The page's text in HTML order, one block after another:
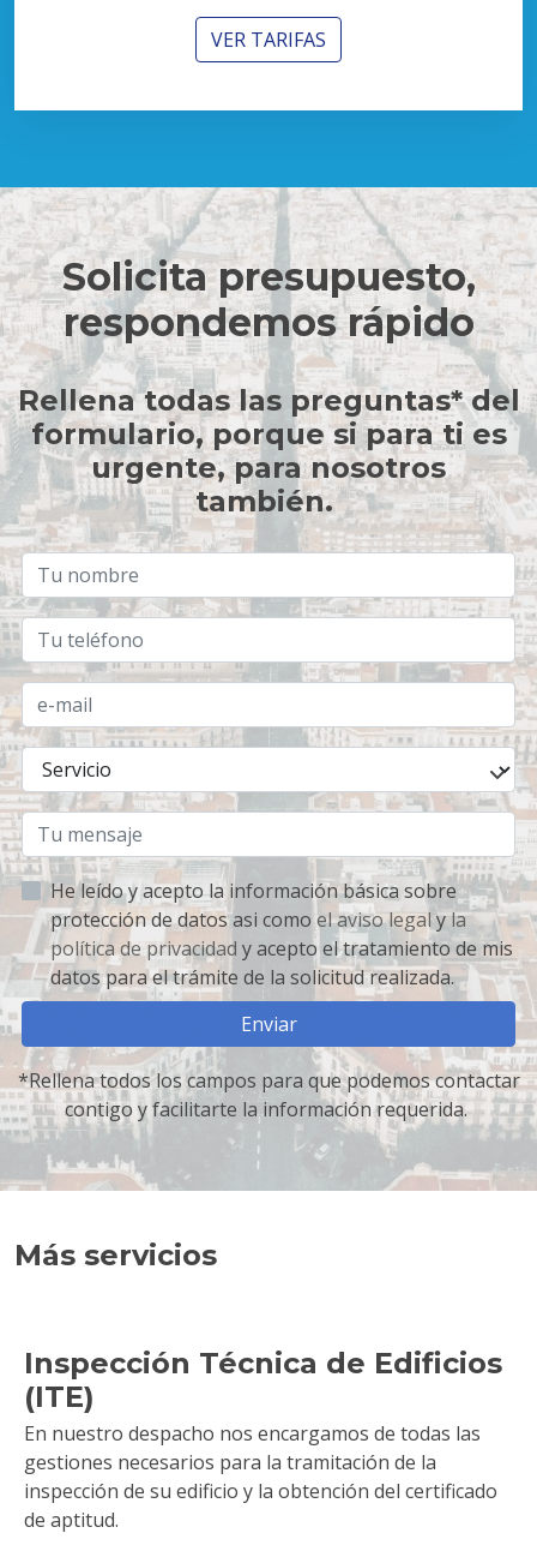
VER TARIFAS
Solicita presupuesto,
respondemos rápido
Rellena todas las preguntas* del
formulario, porque si para ti es
urgente, para nosotros
también.
He leído y acepto la información básica sobre
protección de datos asi como el aviso legal yla
política de privacidad y acepto el tratamiento de mis
datos para el trámite de la solicitud realizada.
Enviar
*Rellena todos los campos para que podemos contactar
contigo y facilitarte la información requerida.
Más servicios
Inspección Técnica de Edificios
(ITE)
En nuestro despacho nos encargamos de todas las
gestiones necesarios para la tramitación de la
inspección de su edificio y la obtención del certificado
de aptitud.